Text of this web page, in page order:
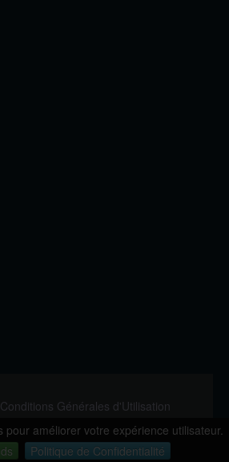
pour améliorer votre expérience utilisateur.
Politique de Confidentialité
Conditions Générales d'Utilisation
Confidentialité
Contact
Version 1.27